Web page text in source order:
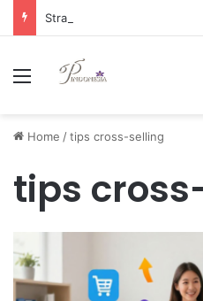
Menu
Home /tips cross-selling
tips